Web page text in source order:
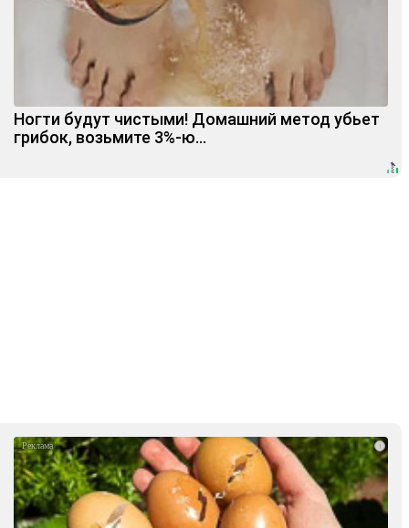
Ногти будут чистыми! Домашний метод убьет
грибок, возьмите 3%-ю…
i